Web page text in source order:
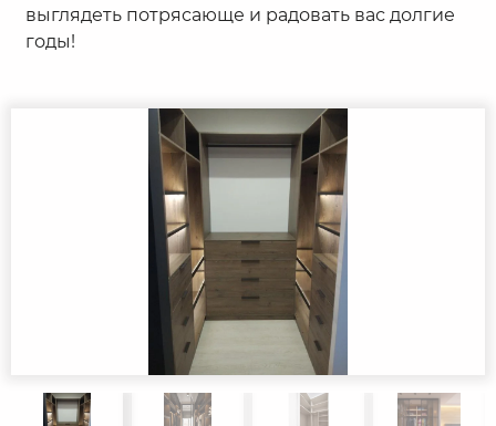
выглядеть потрясающе и радовать вас долгие
годы!